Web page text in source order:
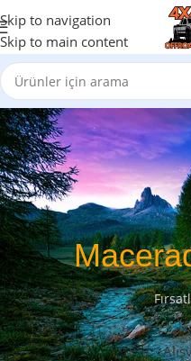
Skip to navigation
Skip to main content